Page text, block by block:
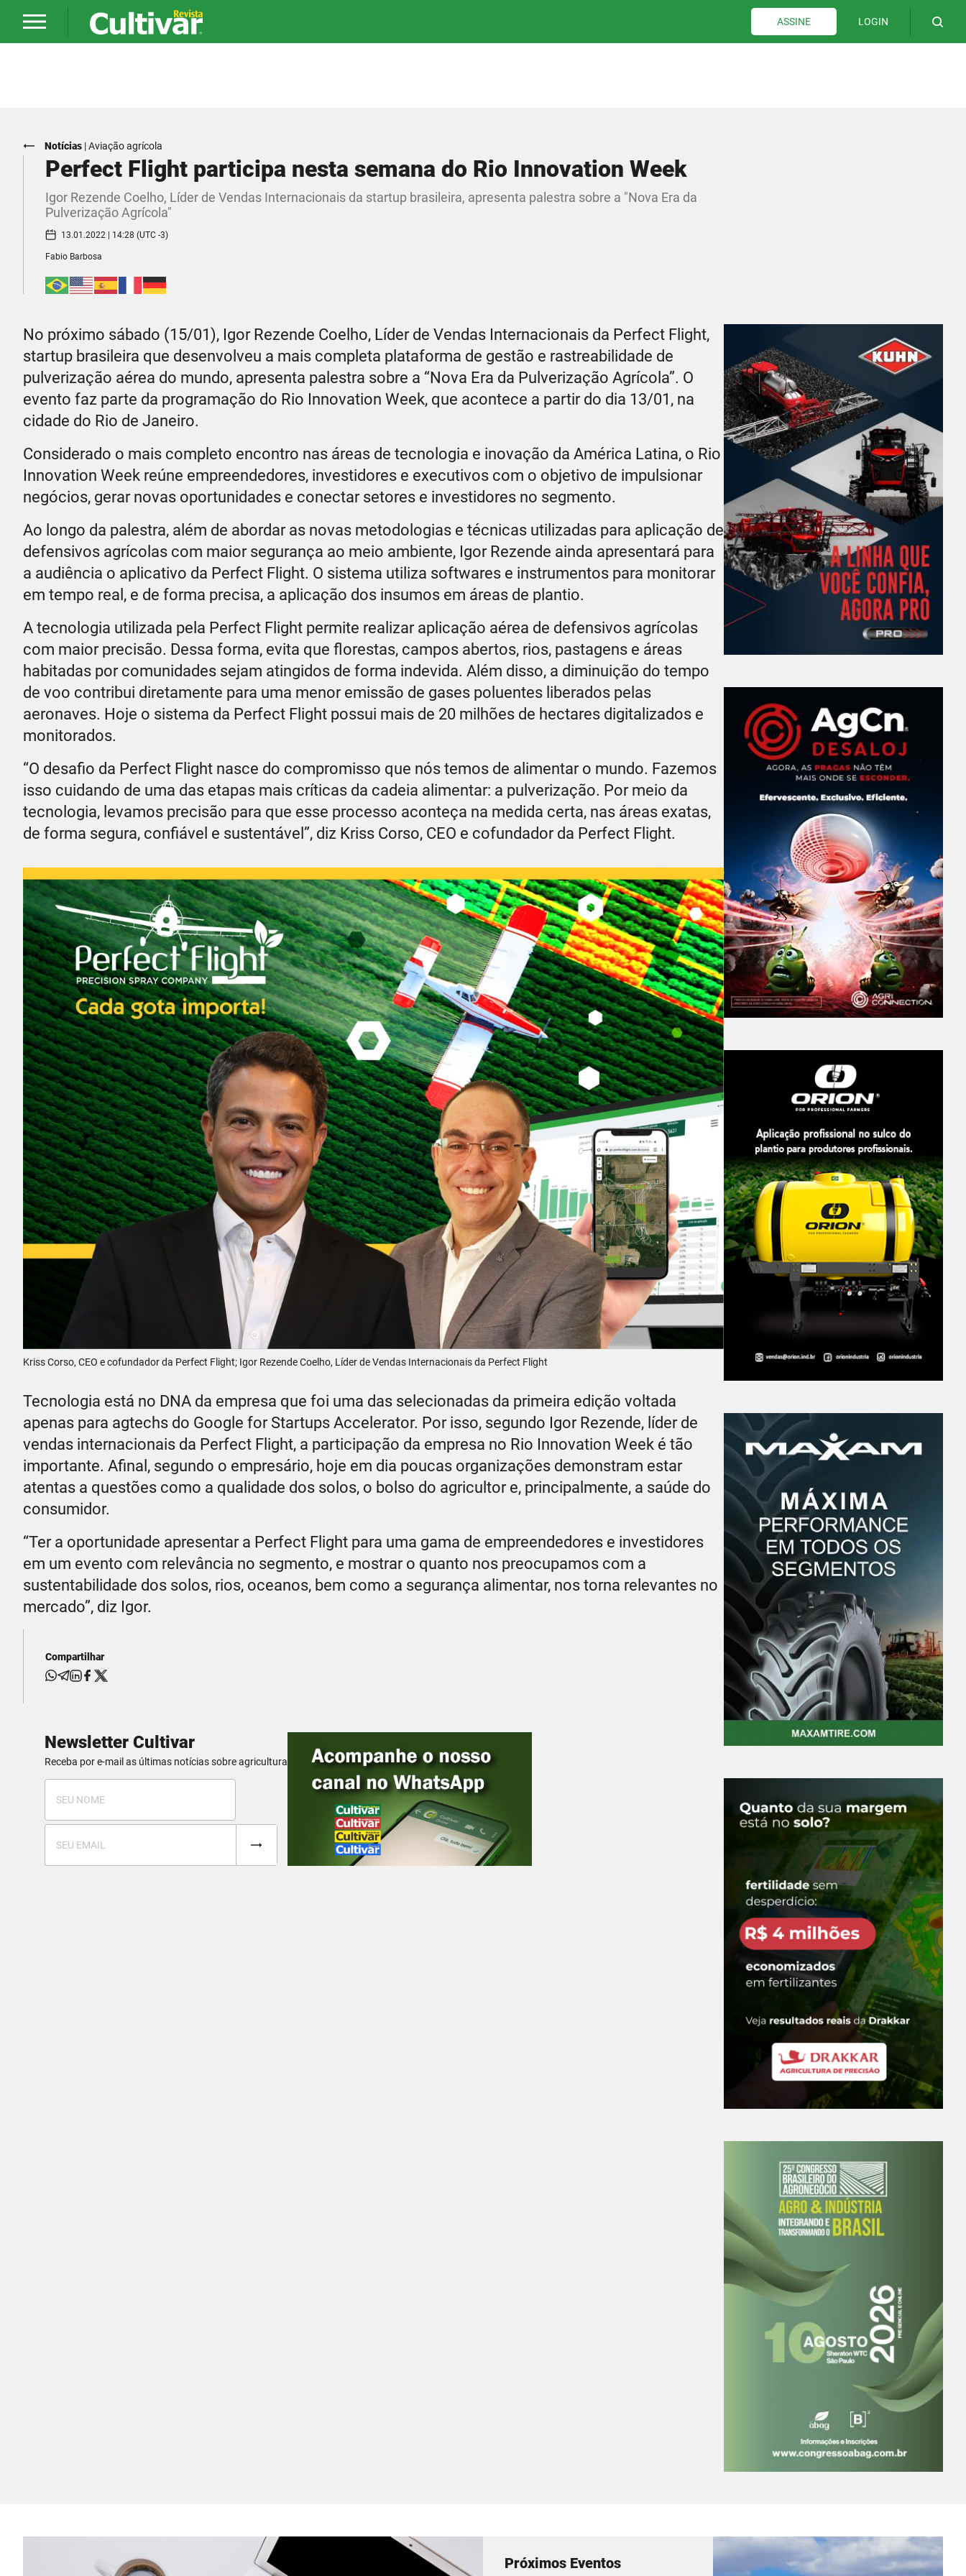
ASSINE LOGIN
Notícias |Aviação agrícola
Perfect Flight participa nesta semana do Rio Innovation Week
Igor Rezende Coelho, Líder de Vendas Internacionais da startup brasileira, apresenta palestra sobre a "Nova Era da
Pulverização Agrícola"
13.01.2022 | 14:28 (UTC -3)
Fabio Barbosa
No próximo sábado (15/01), Igor Rezende Coelho, Líder de Vendas Internacionais da Perfect Flight,
startup brasileira que desenvolveu a mais completa plataforma de gestão e rastreabilidade de
pulverização aérea do mundo, apresenta palestra sobre a “Nova Era da Pulverização Agrícola”. O
evento faz parte da programação do Rio Innovation Week, que acontece a partir do dia 13/01, na
cidade do Rio de Janeiro.
Considerado o mais completo encontro nas áreas de tecnologia e inovação da América Latina, o Rio
Innovation Week reúne empreendedores, investidores e executivos com o objetivo de impulsionar
negócios, gerar novas oportunidades e conectar setores e investidores no segmento.
Ao longo da palestra, além de abordar as novas metodologias e técnicas utilizadas para aplicação de
defensivos agrícolas com maior segurança ao meio ambiente, Igor Rezende ainda apresentará para
a audiência o aplicativo da Perfect Flight. O sistema utiliza softwares e instrumentos para monitorar
em tempo real, e de forma precisa, a aplicação dos insumos em áreas de plantio.
A tecnologia utilizada pela Perfect Flight permite realizar aplicação aérea de defensivos agrícolas
com maior precisão. Dessa forma, evita que florestas, campos abertos, rios, pastagens e áreas
habitadas por comunidades sejam atingidos de forma indevida. Além disso, a diminuição do tempo
de voo contribui diretamente para uma menor emissão de gases poluentes liberados pelas
aeronaves. Hoje o sistema da Perfect Flight possui mais de 20 milhões de hectares digitalizados e
monitorados.
“O desafio da Perfect Flight nasce do compromisso que nós temos de alimentar o mundo. Fazemos
isso cuidando de uma das etapas mais críticas da cadeia alimentar: a pulverização. Por meio da
tecnologia, levamos precisão para que esse processo aconteça na medida certa, nas áreas exatas,
de forma segura, confiável e sustentável”, diz Kriss Corso, CEO e cofundador da Perfect Flight.
Kriss Corso, CEO e cofundador da Perfect Flight; Igor Rezende Coelho, Líder de Vendas Internacionais da Perfect Flight
Tecnologia está no DNA da empresa que foi uma das selecionadas da primeira edição voltada
apenas para agtechs do Google for Startups Accelerator. Por isso, segundo Igor Rezende, líder de
vendas internacionais da Perfect Flight, a participação da empresa no Rio Innovation Week é tão
importante. Afinal, segundo o empresário, hoje em dia poucas organizações demonstram estar
atentas a questões como a qualidade dos solos, o bolso do agricultor e, principalmente, a saúde do
consumidor.
“Ter a oportunidade apresentar a Perfect Flight para uma gama de empreendedores e investidores
em um evento com relevância no segmento, e mostrar o quanto nos preocupamos com a
sustentabilidade dos solos, rios, oceanos, bem como a segurança alimentar, nos torna relevantes no
mercado”, diz Igor.
Compartilhar
Newsletter Cultivar
Receba por e-mail as últimas notícias sobre agricultura
Próximos Eventos